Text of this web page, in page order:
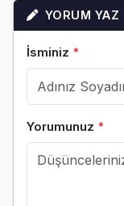
YORUM YAZ
İsminiz *
Yorumunuz *